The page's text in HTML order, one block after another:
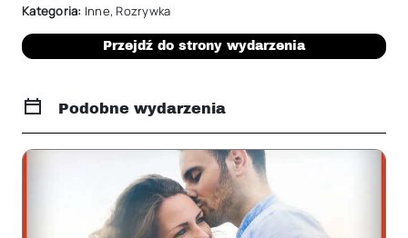
Kategoria: Inne, Rozrywka
Przejdź do strony wydarzenia
Podobne wydarzenia